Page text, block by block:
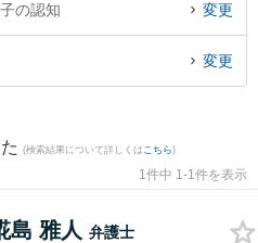
相談者さんにおすすめです。
の認知 変更
変更
(検索結果について詳しくは こちら)
1件中 1-1件を表示
島 雅人 弁護士